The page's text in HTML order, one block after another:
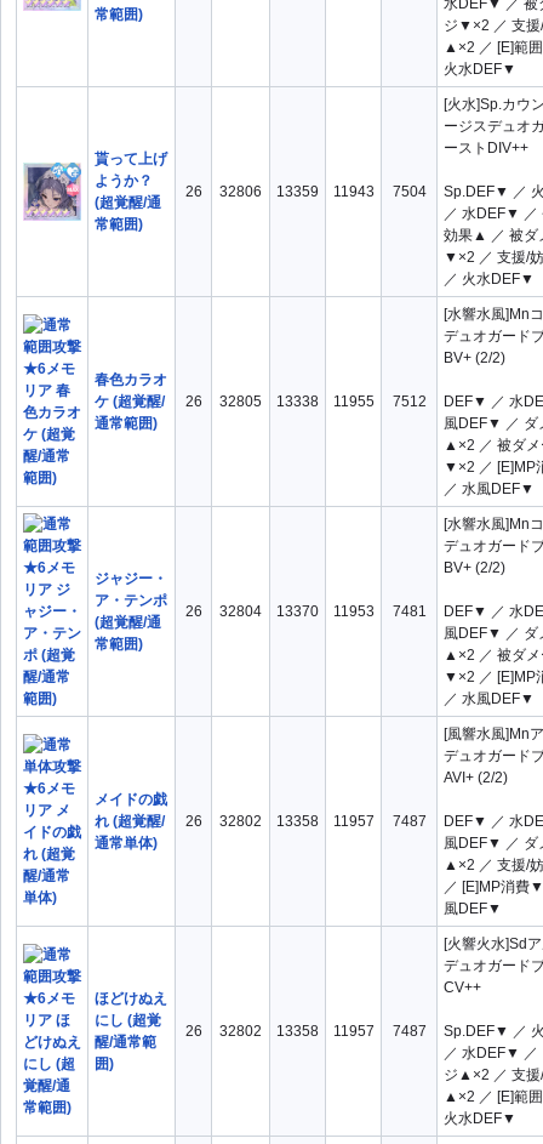
常範囲)
水DEF▼ ／ 被
ジ▼×2 ／ 支援
▲×2 ／ [E]範
火水DEF▼
貰って上げ
ようか？
(超覚醒/通
常範囲)
26 32806 13359 11943 7504
[火水]Sp.カウ
ージスデュオ
ーストDIV++
Sp.DEF▼ ／
／ 水DEF▼ ／
効果▲ ／ 被ダ
▼×2 ／ 支援/
／ 火水DEF▼
春色カラオ
ケ (超覚醒/
通常範囲)
26 32805 13338 11955 7512
[水響水風]Mn
デュオガード
BV+ (2/2)
DEF▼ ／ 水
風DEF▼ ／ ダ
▲×2 ／ 被ダメ
▼×2 ／ [E]MP
／ 水風DEF▼
ジャジー・
ア・テンポ
(超覚醒/通
常範囲)
26 32804 13370 11953 7481
[水響水風]Mn
デュオガード
BV+ (2/2)
DEF▼ ／ 水
風DEF▼ ／ ダ
▲×2 ／ 被ダメ
▼×2 ／ [E]MP
／ 水風DEF▼
メイドの戯
れ (超覚醒/
通常単体)
26 32802 13358 11957 7487
[風響水風]Mn
デュオガード
AVI+ (2/2)
DEF▼ ／ 水
風DEF▼ ／ ダ
▲×2 ／ 支援/
／ [E]MP消費
風DEF▼
ほどけぬえ
にし (超覚
醒/通常範
囲)
26 32802 13358 11957 7487
[火響火水]Sd
デュオガード
CV++
Sp.DEF▼ ／
／ 水DEF▼ ／
ジ▲×2 ／ 支援
▲×2 ／ [E]範
火水DEF▼